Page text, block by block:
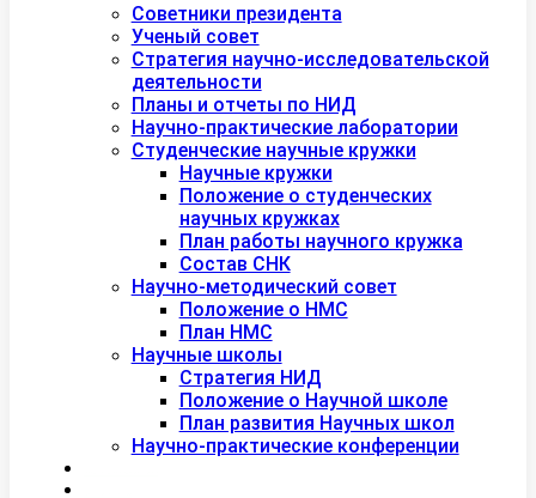
Советники президента
Ученый совет
Стратегия научно-исследовательской
деятельности
Планы и отчеты по НИД
Научно-практические лаборатории
Студенческие научные кружки
Научные кружки
Положение о студенческих
научных кружках
План работы научного кружка
Состав СНК
Научно-методический совет
Положение о НМС
План НМС
Научные школы
Стратегия НИД
Положение о Научной школе
План развития Научных школ
Научно-практические конференции